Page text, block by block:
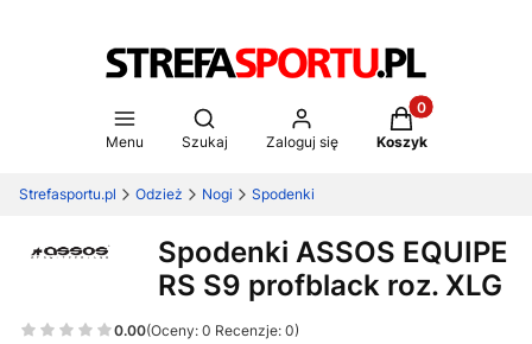
Menu
Otwórz wyszukiwarkę
Szukaj Zaloguj się
Produkty w
Koszyk
Strefasportu.pl Odzież Nogi Spodenki
Spodenki ASSOS EQUIPE
RS S9 profblack roz. XLG
0.00(Oceny: 0 Recenzje: 0)